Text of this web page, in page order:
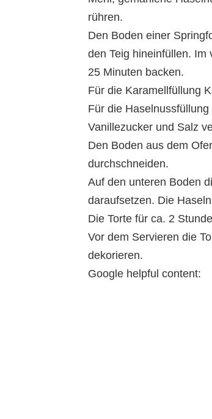
rühren.
Den Boden einer
den Teig hineinfüllen. Im
25 Minuten backen.
Für die Karamellfüllung
Für die
Vanillezucker und Salz
Den Boden aus dem
durchschneiden.
Auf den unteren Boden
daraufsetzen. Die
Die Torte für ca. 2
Vor dem Servieren die
dekorieren.
Google helpful content: